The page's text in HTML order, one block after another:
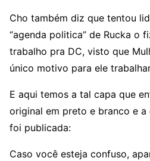
Cho também diz que tentou
“agenda politica” de Rucka o
trabalho pra DC, visto que
único motivo para ele
E aqui temos a tal capa que
original em preto e branco e
foi publicada:
Caso você esteja confuso,